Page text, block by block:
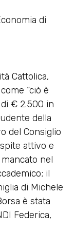
di
Cattolica,
“ciò è
€ 2.500 in
della
del Consiglio
attivo e
nel
il
di Michele
è stata
Federica,